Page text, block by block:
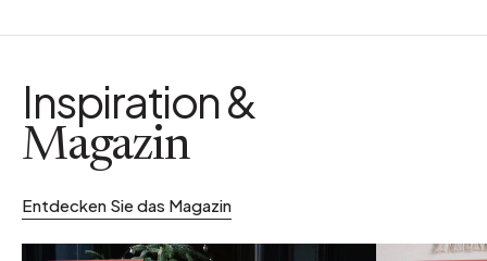
Inspiration &
Magazin
Entdecken Sie das Magazin